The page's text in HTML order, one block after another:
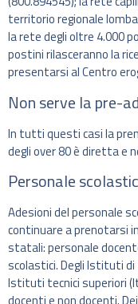
territorio regionale
la rete degli oltre 4.000
postini rilasceranno la
presentarsi al Centro
Non serve la pre-
In tutti questi casi la
degli over 80 è diretta e
Personale
Adesioni del personale
continuare a prenotarsi
statali: personale
scolastici. Degli Istituti
Istituti tecnici superiori
docenti e non docenti.